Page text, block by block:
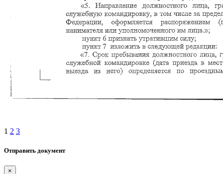
1 2 3
Отправить документ
×